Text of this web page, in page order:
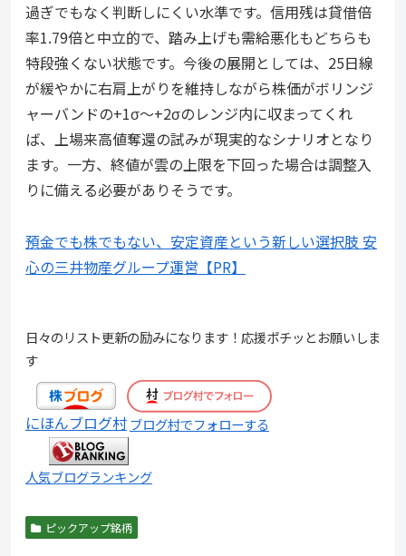
過ぎでもなく判断しにくい水準です。信用残は貸借倍
率1.79倍と中立的で、踏み上げも需給悪化もどちらも
特段強くない状態です。今後の展開としては、25日線
が緩やかに右肩上がりを維持しながら株価がボリンジ
ャーバンドの+1σ〜+2σのレンジ内に収まってくれ
ば、上場来高値奪還の試みが現実的なシナリオとなり
ます。一方、終値が雲の上限を下回った場合は調整入
りに備える必要がありそうです。
預金でも株でもない、安定資産という新しい選択肢 安
心の三井物産グループ運営【PR】
日々のリスト更新の励みになります！応援ポチッとお願いしま
す
にほんブログ村ブログ村でフォローする
人気ブログランキング
ピックアップ銘柄